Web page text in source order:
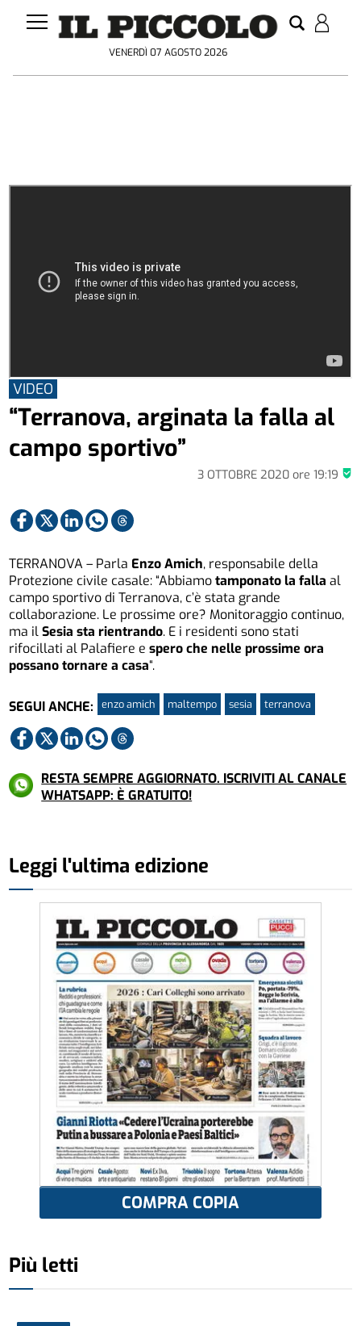
VENERDÌ 07 AGOSTO 2026
3 OTTOBRE 2020 ore 19:19
VIDEO
“Terranova, arginata la falla al
campo sportivo”
TERRANOVA – Parla Enzo Amich, responsabile della
Protezione civile casale: “Abbiamotamponato la falla al
campo sportivo di Terranova, c’è stata grande
collaborazione. Le prossime ore? Monitoraggio continuo,
ma ilSesia sta rientrando. E i residenti sono stati
rifocillati al Palafiere espero che nelle prossime ora
possano tornare a casa“.
SEGUI ANCHE: enzo amich maltempo sesia terranova
RESTA SEMPRE AGGIORNATO. ISCRIVITI AL CANALE
WHATSAPP: È GRATUITO!
Leggi l'ultima edizione
COMPRA COPIA
Più letti